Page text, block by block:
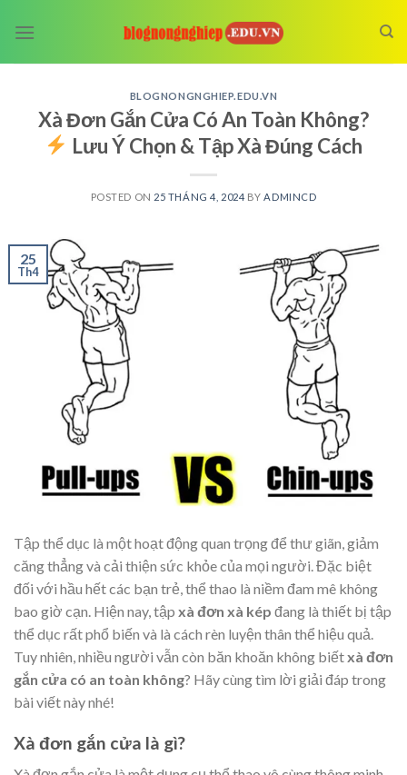
BLOGNONGNGHIEP.EDU.VN
Xà Đơn Gắn Cửa Có An Toàn Không?
Lưu Ý Chọn & Tập Xà Đúng Cách
POSTED ON 25 THÁNG 4, 2024 BY ADMINCD
25
Th4
Tập thể dục là một hoạt động quan trọng để thư giãn, giảm
căng thẳng và cải thiện sức khỏe của mọi người. Đặc biệt
đối với hầu hết các bạn trẻ, thể thao là niềm đam mê không
bao giờ cạn. Hiện nay, tập xà đơn xà kép đang là thiết bị tập
thể dục rất phổ biến và là cách rèn luyện thân thể hiệu quả.
Tuy nhiên, nhiều người vẫn còn băn khoăn không biếtxà đơn
gắn cửa có an toàn không? Hãy cùng tìm lời giải đáp trong
bài viết này nhé!
Xà đơn gắn cửa là gì?